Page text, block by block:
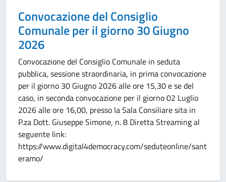
Convocazione del Consiglio
Comunale per il giorno 30 Giugno
2026
Convocazione del Consiglio Comunale in seduta
pubblica, sessione straordinaria, in prima convocazione
per il giorno 30 Giugno 2026 alle ore 15,30 e se del
caso, in seconda convocazione per il giorno 02 Luglio
2026 alle ore 16,00, presso la Sala Consiliare sita in
P.za Dott. Giuseppe Simone, n. 8 Diretta Streaming al
seguente link:
https://www.digital4democracy.com/seduteonline/sant
eramo/